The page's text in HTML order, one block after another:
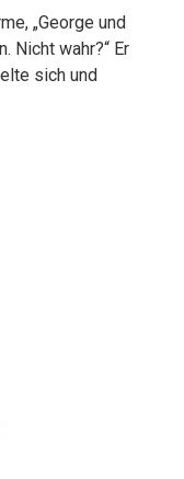
„George und
Nicht wahr?“ Er
sich und